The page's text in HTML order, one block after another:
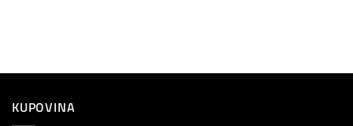
KUPOVINA